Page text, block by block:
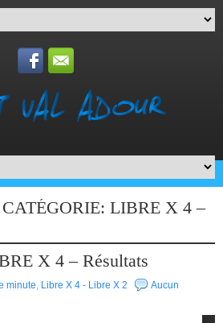
LIBRE X 4 –
X 4 – Résultats
minute, Libre X 4 - Libre X 2
Aucun